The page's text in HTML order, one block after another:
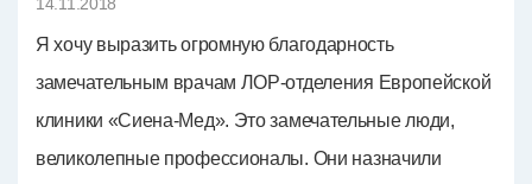
Я хочу выразить огромную благодарность
замечательным врачам ЛОР-отделения Европейской
клиники «Сиена-Мед». Это замечательные люди,
великолепные профессионалы. Они назначили